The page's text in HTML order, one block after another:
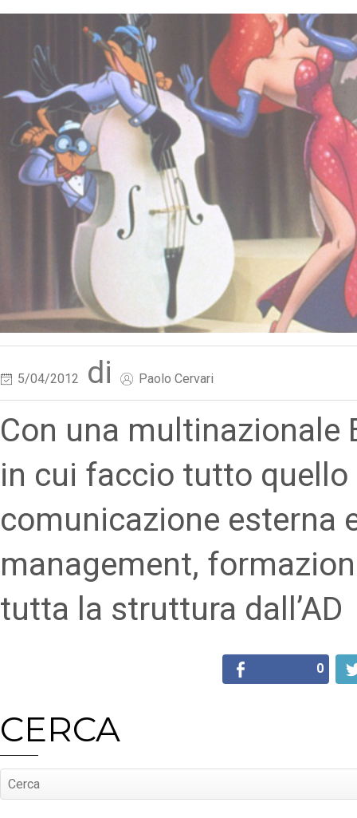
5/04/2012 di Paolo Cervari
Con una multinazionale
in cui faccio tutto
comunicazione esterna
management,
tutta la struttura
0
CERCA